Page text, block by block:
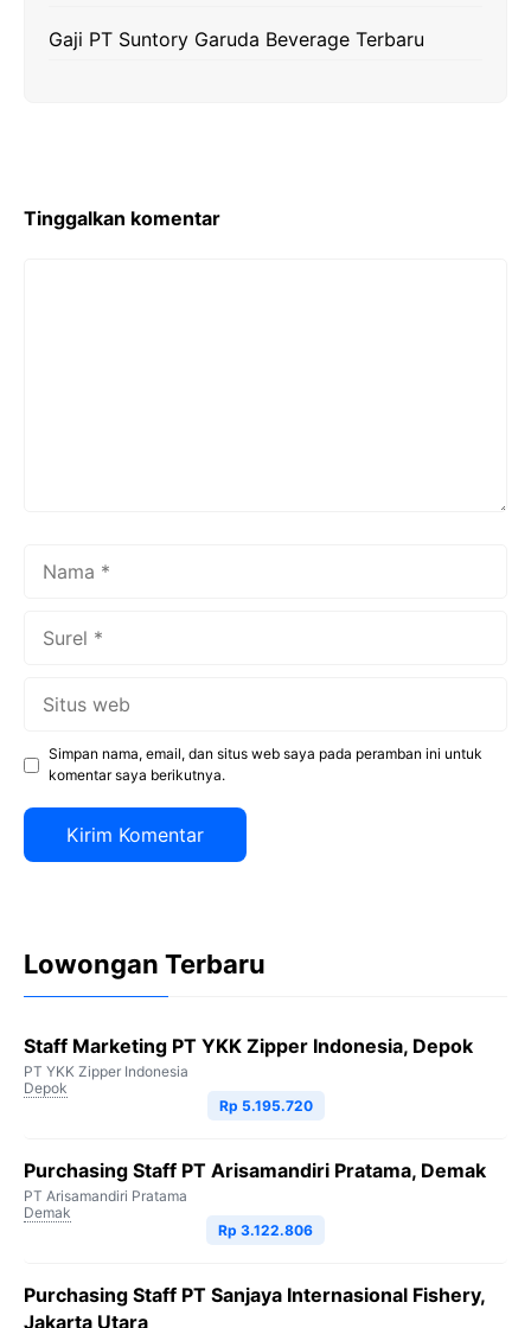
Gaji PT Suntory Garuda Beverage Terbaru
Tinggalkan komentar
Simpan nama, email, dan situs web saya pada peramban ini untuk
komentar saya berikutnya.
Lowongan Terbaru
Staff Marketing PT YKK Zipper Indonesia, Depok
PT YKK Zipper Indonesia
Depok
Rp 5.195.720
Purchasing Staff PT Arisamandiri Pratama, Demak
PT Arisamandiri Pratama
Demak
Rp 3.122.806
Purchasing Staff PT Sanjaya Internasional Fishery,
Jakarta Utara